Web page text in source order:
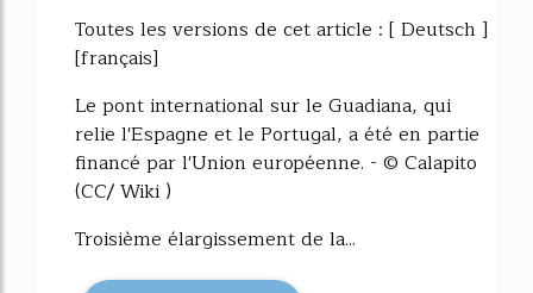
Toutes les versions de cet article : [ Deutsch ]
[français]
Le pont international sur le Guadiana, qui
relie l'Espagne et le Portugal, a été en partie
financé par l'Union européenne. - © Calapito
(CC/ Wiki )
Troisième élargissement de la...